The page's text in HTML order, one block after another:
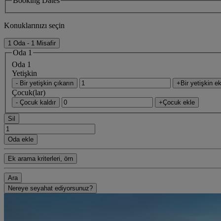
Konuklarınızı seçin
1 Oda - 1 Misafir
Oda 1
Oda 1
Yetişkin
- Bir yetişkin çıkarın +Bir yetişkin
Çocuk(lar)
- Çocuk kaldır +Çocuk ekle
Sil
Oda ekle
Ek arama kriterleri, örn
Ara
Nereye seyahat ediyorsunuz?